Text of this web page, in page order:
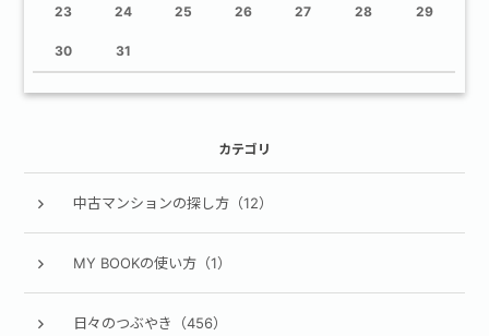
23 24 25 26 27 28 29
30 31
カテゴリ
中古マンションの探し方（12）
MY BOOKの使い方（1）
日々のつぶやき（456）